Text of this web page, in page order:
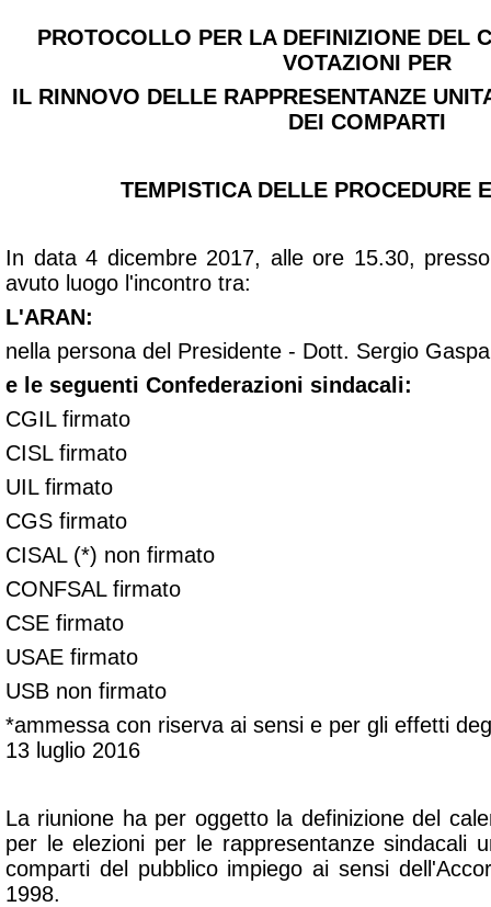
PROTOCOLLO PER LA DEFINIZIONE DEL
VOTAZIONI PER
IL RINNOVO DELLE RAPPRESENTANZE
DEI COMPARTI
TEMPISTICA DELLE PROCEDURE
In data 4 dicembre 2017, alle ore 15.30,
avuto luogo l'incontro tra:
L'ARAN:
nella persona del Presidente - Dott. Sergio
e le seguenti Confederazioni sindacali:
CGIL firmato
CISL firmato
UIL firmato
CGS firmato
CISAL (*) non firmato
CONFSAL firmato
CSE firmato
USAE firmato
USB non firmato
*ammessa con riserva ai sensi e per gli effetti
13 luglio 2016
La riunione ha per oggetto la definizione del
per le elezioni per le rappresentanze sindacali
comparti del pubblico impiego ai sensi
1998.